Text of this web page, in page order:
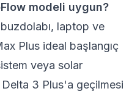
modeli uygun?
laptop ve
Plus ideal başlangıç
veya solar
3 Plus'a geçilmesi